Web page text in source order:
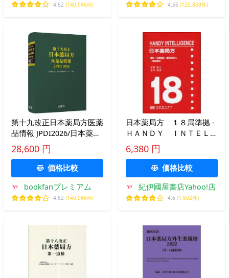
4.62 (140,946件) 4.55 (125,859件)
第十九改正日本薬局方医薬
品情報 JPDI2026/日本薬剤
師研修センター
28,600 円
価格比較
bookfanプレミアム
4.62 (140,946件)
日本薬局方 １８局準拠 -
ＨＡＮＤＹ ＩＮＴＥＬＬ
ＩＧＥＮＣＥ 通則・生薬
総
6,380 円
価格比較
紀伊國屋書店Yahoo!店
4.6 (1,602件)